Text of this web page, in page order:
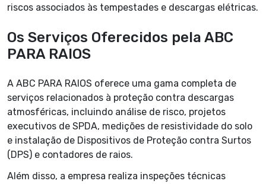
riscos associados às tempestades e descargas elétricas.
Os Serviços Oferecidos pela ABC
PARA RAIOS
A ABC PARA RAIOS oferece uma gama completa de
serviços relacionados à proteção contra descargas
atmosféricas, incluindo análise de risco, projetos
executivos de SPDA, medições de resistividade do solo
e instalação de Dispositivos de Proteção contra Surtos
(DPS) e contadores de raios.
Além disso, a empresa realiza inspeções técnicas